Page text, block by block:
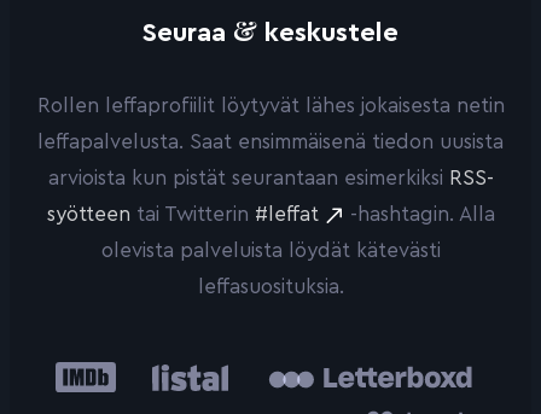
Seuraa & keskustele
Rollen leffaprofiilit löytyvät lähes jokaisesta netin
leffapalvelusta. Saat ensimmäisenä tiedon uusista
arvioista kun pistät seurantaan esimerkiksi RSS-
syötteen tai Twitterin #leffat
-hashtagin. Alla
olevista palveluista löydät kätevästi
leffasuosituksia.
IMDb Listal